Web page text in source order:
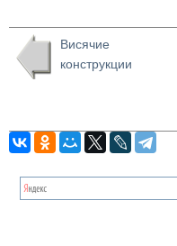
Висячие
конструкции